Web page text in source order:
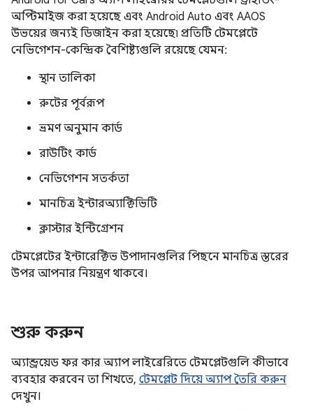
অপ্টিমাইজ করা হয়েছে এবং Android Auto এবং AAOS
উভয়ের জন্যই ডিজাইন করা হয়েছে৷ প্রতিটি টেমপ্লেটে
নেভিগেশন-কেন্দ্রিক বৈশিষ্ট্যগুলি রয়েছে যেমন:
স্থান তালিকা
রুটের পূর্বরূপ
ভ্রমণ অনুমান কার্ড
রাউটিং কার্ড
নেভিগেশন সতর্কতা
মানচিত্র ইন্টারঅ্যাক্টিভিটি
ক্লাস্টার ইন্টিগ্রেশন
টেমপ্লেটের ইন্টারেক্টিভ উপাদানগুলির পিছনে মানচিত্র স্তরের
উপর আপনার নিয়ন্ত্রণ থাকবে।
শুরু করুন
অ্যান্ড্রয়েড ফর কার অ্যাপ লাইব্রেরিতে টেমপ্লেটগুলি কীভাবে
ব্যবহার করবেন তা শিখতে, টেমপ্লেট দিয়ে অ্যাপ তৈরি করুন
দেখুন।